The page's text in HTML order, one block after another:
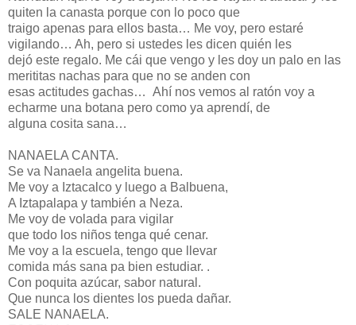
quiten la canasta porque con lo poco que
traigo apenas para ellos basta… Me voy, pero estaré
vigilando… Ah, pero si ustedes les dicen quién les
dejó este regalo. Me cái que vengo y les doy un palo en las
merititas nachas para que no se anden con
esas actitudes gachas… Ahí nos vemos al ratón voy a
echarme una botana pero como ya aprendí, de
alguna cosita sana…
NANAELA CANTA.
Se va Nanaela angelita buena.
Me voy a Iztacalco y luego a Balbuena,
A Iztapalapa y también a Neza.
Me voy de volada para vigilar
que todo los niños tenga qué cenar.
Me voy a la escuela, tengo que llevar
comida más sana pa bien estudiar. .
Con poquita azúcar, sabor natural.
Que nunca los dientes los pueda dañar.
SALE NANAELA.